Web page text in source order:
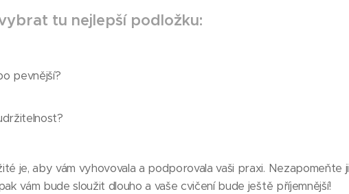
tu nejlepší podložku:
pevnější?
je, aby vám vyhovovala a podporovala vaši praxi. Nezapomeňte ji
vám bude sloužit dlouho a vaše cvičení bude ještě příjemnější! 🧘‍♀️